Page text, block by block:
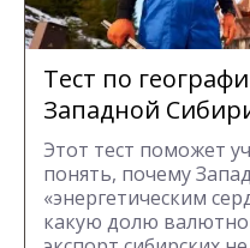
Тест по
Западной
Этот тест поможет
понять, почему
«энергетическим
какую долю